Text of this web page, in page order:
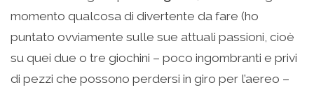
momento qualcosa di divertente da fare (ho
puntato ovviamente sulle sue attuali passioni, cioè
su quei due o tre giochini – poco ingombranti e privi
di pezzi che possono perdersi in giro per l’aereo –